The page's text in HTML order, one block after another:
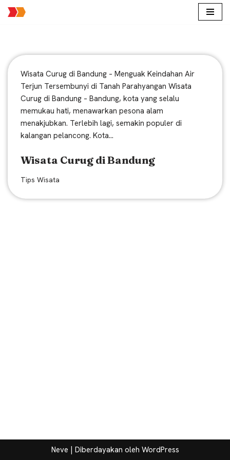
konten
Wisata Curug di Bandung – Menguak Keindahan Air
Terjun Tersembunyi di Tanah Parahyangan Wisata
Curug di Bandung – Bandung, kota yang selalu
memukau hati, menawarkan pesona alam
menakjubkan. Terlebih lagi, semakin populer di
kalangan pelancong. Kota…
Wisata Curug di Bandung
Tips Wisata
Neve | Diberdayakan oleh WordPress